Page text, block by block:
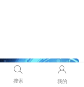
搜索 我的